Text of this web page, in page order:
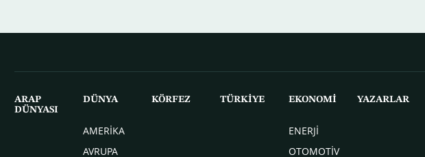
ARAP
DÜNYASI
DÜNYA
AMERİKA
AVRUPA
KÖRFEZ TÜRKİYE EKONOMİ
ENERJİ
OTOMOTİV
YAZARLAR